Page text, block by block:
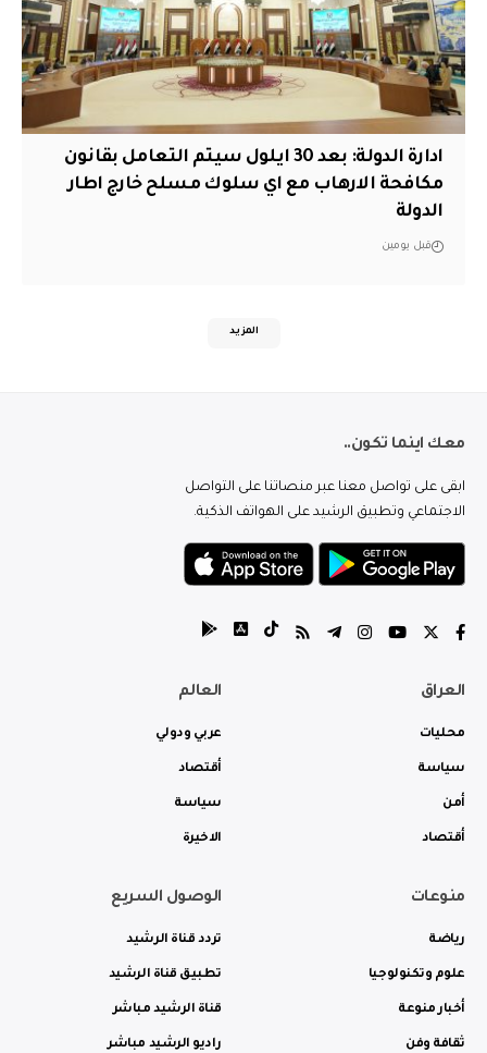
ادارة الدولة: بعد 30 ايلول سيتم التعامل بقانون
مكافحة الارهاب مع اي سلوك مسلح خارج اطار
الدولة
قبل يومين
المزيد
معك اينما تكون..
ابقى على تواصل معنا عبر منصاتنا على التواصل
الاجتماعي وتطبيق الرشيد على الهواتف الذكية.
العراق
محليات
سياسة
أمن
أقتصاد
العالم
عربي ودولي
أقتصاد
سياسة
الاخيرة
منوعات
رياضة
علوم وتكنولوجيا
أخبار منوعة
ثقافة وفن
الوصول السريع
تردد قناة الرشيد
تطبيق قناة الرشيد
قناة الرشيد مباشر
راديو الرشيد مباشر